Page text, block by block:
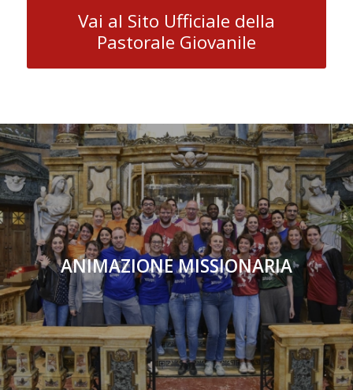
Vai al Sito Ufficiale della
Pastorale Giovanile
ANIMAZIONE MISSIONARIA